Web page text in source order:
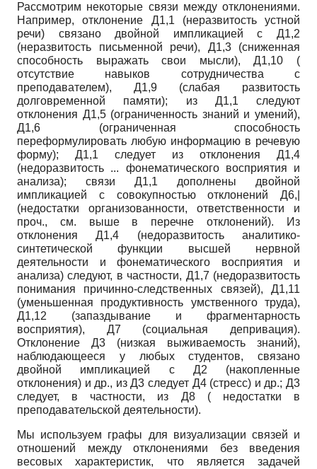
Рассмотрим некоторые связи между отклонениями.
Например, отклонение Д1,1 (неразвитость устной
речи) связано двойной импликацией с Д1,2
(неразвитость письменной речи), Д1,3 (сниженная
способность выражать свои мысли), Д1,10 (
отсутствие навыков сотрудничества с
преподавателем), Д1,9 (слабая развитость
долговременной памяти); из Д1,1 следуют
отклонения Д1,5 (ограниченность знаний и умений),
Д1,6 (ограниченная способность
переформулировать любую информацию в речевую
форму); Д1,1 следует из отклонения Д1,4
(недоразвитость ... фонематического восприятия и
анализа); связи Д1,1 дополнены двойной
импликацией с совокупностью отклонений Д6,|
(недостатки организованности, ответственности и
проч., см. выше в перечне отклонений). Из
отклонения Д1,4 (недоразвитость аналитико-
синтетической функции высшей нервной
деятельности и фонематического восприятия и
анализа) следуют, в частности, Д1,7 (недоразвитость
понимания причинно-следственных связей), Д1,11
(уменьшенная продуктивность умственного труда),
Д1,12 (запаздывание и фрагментарность
восприятия), Д7 (социальная депривация).
Отклонение Д3 (низкая выживаемость знаний),
наблюдающееся у любых студентов, связано
двойной импликацией с Д2 (накопленные
отклонения) и др., из Д3 следует Д4 (стресс) и др.; Д3
следует, в частности, из Д8 ( недостатки в
преподавательской деятельности).
Мы используем графы для визуализации связей и
отношений между отклонениями без введения
весовых характеристик, что является задачей